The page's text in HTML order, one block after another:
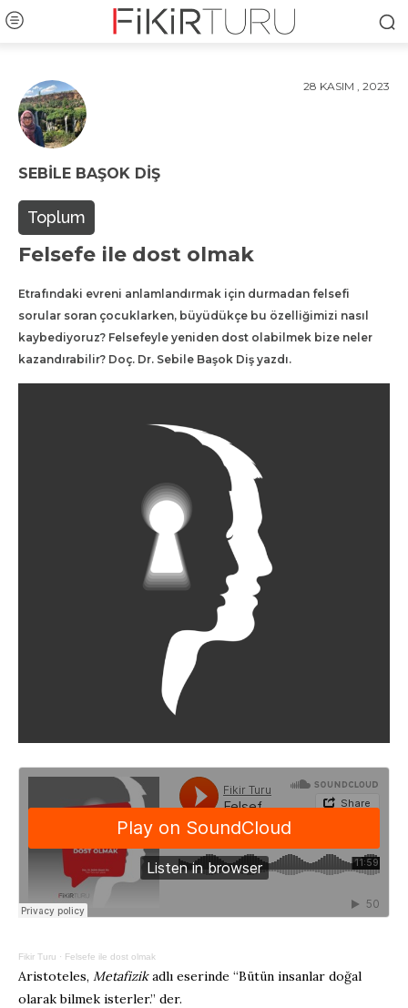
28 KASIM , 2023
SEBILE BAŞOK DIŞ
Toplum
Felsefe ile dost olmak
Etrafındaki evreni anlamlandırmak için durmadan felsefi
sorular soran çocuklarken, büyüdükçe bu özelliğimizi nasıl
kaybediyoruz? Felsefeyle yeniden dost olabilmek bize neler
kazandırabilir? Doç. Dr. Sebile Başok Diş yazdı.
Fikir Turu · Felsefe ile dost olmak
Aristoteles, Metafizikadlı eserinde “Bütün insanlar doğal
olarak bilmek isterler.” der.